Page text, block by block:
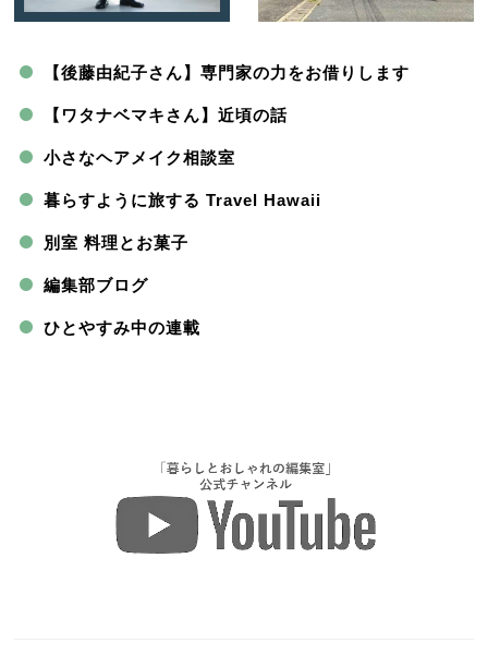
【後藤由紀子さん】専門家の力をお借りします
【ワタナベマキさん】近頃の話
小さなヘアメイク相談室
暮らすように旅する Travel Hawaii
別室 料理とお菓子
編集部ブログ
ひとやすみ中の連載